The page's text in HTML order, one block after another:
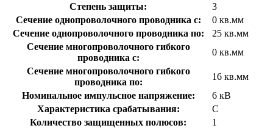
Степень защиты:
3
Сечение однопроволочного проводника с:
0 кв.мм
Сечение однопроволочного проводника по:
25 кв.мм
Сечение многопроволочного гибкого
проводника с:
0 кв.мм
Сечение многопроволочного гибкого
проводника по:
16 кв.мм
Номинальное импульсное напряжение:
6 кВ
Характеристика срабатывания:
C
Количество защищенных полюсов:
1